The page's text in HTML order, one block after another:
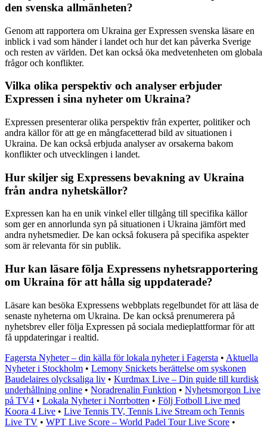
den svenska allmänheten?
Genom att rapportera om Ukraina ger Expressen svenska läsare en
inblick i vad som händer i landet och hur det kan påverka Sverige
och resten av världen. Det kan också öka medvetenheten om globala
frågor och konflikter.
Vilka olika perspektiv och analyser erbjuder
Expressen i sina nyheter om Ukraina?
Expressen presenterar olika perspektiv från experter, politiker och
andra källor för att ge en mångfacetterad bild av situationen i
Ukraina. De kan också erbjuda analyser av orsakerna bakom
konflikter och utvecklingen i landet.
Hur skiljer sig Expressens bevakning av Ukraina
från andra nyhetskällor?
Expressen kan ha en unik vinkel eller tillgång till specifika källor
som ger en annorlunda syn på situationen i Ukraina jämfört med
andra nyhetsmedier. De kan också fokusera på specifika aspekter
som är relevanta för sin publik.
Hur kan läsare följa Expressens nyhetsrapportering
om Ukraina för att hålla sig uppdaterade?
Läsare kan besöka Expressens webbplats regelbundet för att läsa de
senaste nyheterna om Ukraina. De kan också prenumerera på
nyhetsbrev eller följa Expressen på sociala medieplattformar för att
få uppdateringar i realtid.
Fagersta Nyheter – din källa för lokala nyheter i Fagersta • Aktuella
Nyheter i Stockholm • Lemony Snickets berättelse om syskonen
Baudelaires olycksaliga liv • Kurdmax Live – Din guide till kurdisk
underhållning online • Noradrenalin Funktion • Nyhetsmorgon Live
på TV4 • Lokala Nyheter i Norrbotten • Följ Fotboll Live med
Koora 4 Live • Live Tennis TV, Tennis Live Stream och Tennis
Live TV • WPT Live Score – World Padel Tour Live Score •